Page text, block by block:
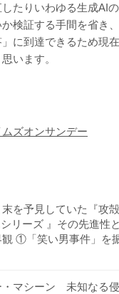
たりいわゆる生成AIの
検証する手間を省き、
に到達できるため現在
います。
ズオンサンデー
を予見していた『攻殻
リーズ 』その先進性と
観 ①「笑い男事件」を
・マシーン 未知なる侵